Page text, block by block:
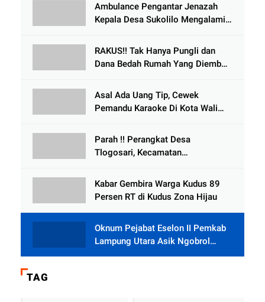
Ambulance Pengantar Jenazah
Kepala Desa Sukolilo Mengalami
Meninggal Dunia
RAKUS!! Tak Hanya Pungli dan
Dana Bedah Rumah Yang Diembat,
Tlogowungu, di Duga
Selewengkan Bantuan Mushola
Asal Ada Uang Tip, Cewek
Pemandu Karaoke Di Kota Wali
Parah !! Perangkat Desa
Tlogosari, Kecamatan
Rumah dari BAZNAS
Kabar Gembira Warga Kudus 89
Persen RT di Kudus Zona Hijau
Oknum Pejabat Eselon II Pemkab
Lampung Utara Asik Ngobrol
Dengan Teman Kencan Wanitanya
TAG